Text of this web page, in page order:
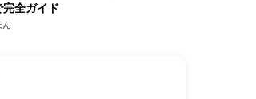
全ガイド
ん